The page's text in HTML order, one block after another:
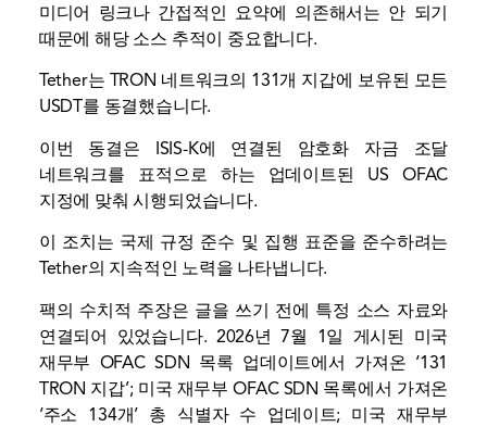
미디어 링크나 간접적인 요약에 의존해서는 안 되기
때문에 해당 소스 추적이 중요합니다.
Tether는 TRON 네트워크의 131개 지갑에 보유된 모든
USDT를 동결했습니다.
이번 동결은 ISIS-K에 연결된 암호화 자금 조달
네트워크를 표적으로 하는 업데이트된 US OFAC
지정에 맞춰 시행되었습니다.
이 조치는 국제 규정 준수 및 집행 표준을 준수하려는
Tether의 지속적인 노력을 나타냅니다.
팩의 수치적 주장은 글을 쓰기 전에 특정 소스 자료와
연결되어 있었습니다. 2026년 7월 1일 게시된 미국
재무부 OFAC SDN 목록 업데이트에서 가져온 ‘131
TRON 지갑’; 미국 재무부 OFAC SDN 목록에서 가져온
‘주소 134개’ 총 식별자 수 업데이트; 미국 재무부